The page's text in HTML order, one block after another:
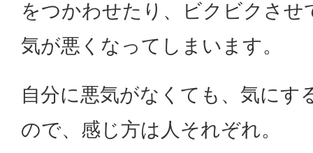
をつかわせたり、ビクビクさせ
気が悪くなってしまいます。
自分に悪気がなくても、気にす
ので、感じ方は人それぞれ。